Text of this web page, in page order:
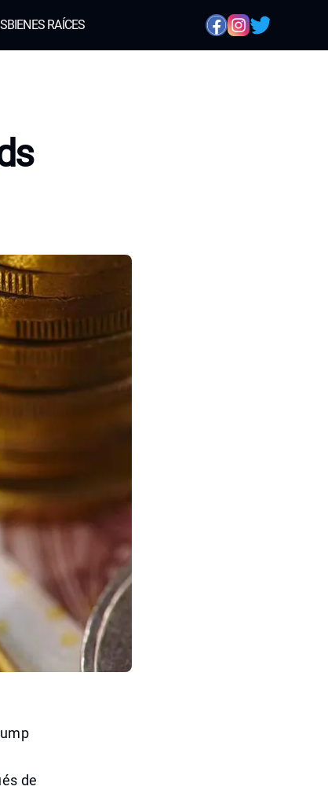
BIENES RAÍCES
de